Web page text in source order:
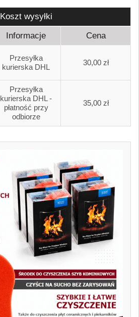
Koszt wysyłki
Informacje Cena
Przesyłka
kurierska DHL
30,00 zł
Przesyłka
kurierska DHL -
płatność przy
odbiorze
35,00 zł